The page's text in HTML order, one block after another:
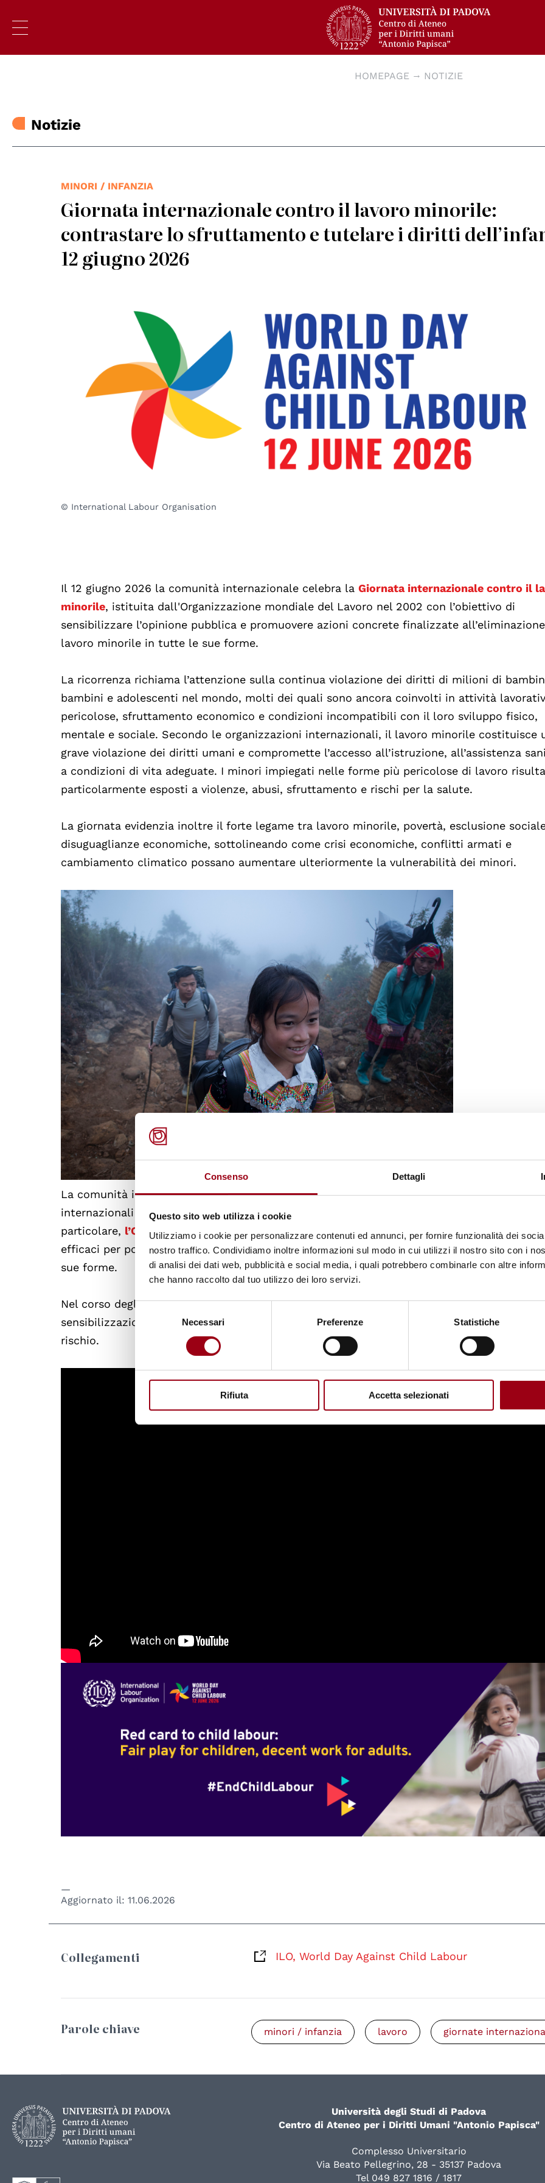
Consenso Dettagli
Questo sito web utilizza i cookie
Utilizziamo i cookie per personalizzare contenuti ed annunci, per fornire funzionalità dei
nostro traffico. Condividiamo inoltre informazioni sul modo in cui utilizzi il nostro sito con i
di analisi dei dati web, pubblicità e social media, i quali potrebbero combinarle con altre
che hanno raccolto dal tuo utilizzo dei loro servizi.
Selezione
del
Necessari Preferenze Statistiche
Rifiuta Accetta selezionati
HOMEPAGE NOTIZIE
Notizie
MINORI / INFANZIA
Giornata internazionale contro il lavoro minorile:
contrastare lo sfruttamento e tutelare i diritti
12 giugno 2026
© International Labour Organisation
Il 12 giugno 2026 la comunità internazionale celebra laGiornata internazionale contro il
minorile, istituita dall'Organizzazione mondiale del Lavoro nel 2002 con l’obiettivo di
sensibilizzare l’opinione pubblica e promuovere azioni concrete finalizzate
lavoro minorile in tutte le sue forme.
La ricorrenza richiama l’attenzione sulla continua violazione dei diritti di milioni di
bambini e adolescenti nel mondo, molti dei quali sono ancora coinvolti in attività
pericolose, sfruttamento economico e condizioni incompatibili con il loro sviluppo fisico,
mentale e sociale. Secondo le organizzazioni internazionali, il lavoro minorile costituisce
grave violazione dei diritti umani e compromette l’accesso all’istruzione, all’assistenza
a condizioni di vita adeguate. I minori impiegati nelle forme più pericolose di lavoro
particolarmente esposti a violenze, abusi, sfruttamento e rischi per la salute.
La giornata evidenzia inoltre il forte legame tra lavoro minorile, povertà, esclusione
disuguaglianze economiche, sottolineando come crisi economiche, conflitti armati e
cambiamento climatico possano aumentare ulteriormente la vulnerabilità dei minori.
La comunità internazionale si è impegnata a eliminare il lavoro minorile attraverso
internazionali e strategie globali, tra cui l’Agenda 2030
particolare, l’Obiettivo di Sviluppo Sostenibile 8.7
invita gli Stati ad adottare misure
efficaci per porre fine al lavoro forzato, alla tratta di esseri umani e al lavoro minorile in
sue forme.
Nel corso degli anni, questa ricorrenza è diventata una piattaforma globale per campagne
sensibilizzazione, iniziative educative e misure di protezione rivolte ai minori
rischio.
Aggiornato il:11.06.2026
Collegamenti ILO, World Day Against Child Labour
Parole chiave minori / infanzia lavoro giornate
Università degli Studi di Padova
Centro di Ateneo per i Diritti Umani "Antonio Papisca"
Complesso Universitario
Via Beato Pellegrino, 28 - 35137 Padova
Tel 049 827 1816 / 1817